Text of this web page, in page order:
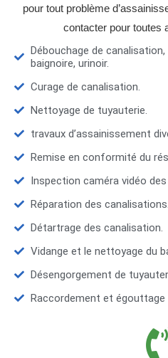
pour tout problème
contacter pour toutes
Débouchage de
baignoire, urinoir.
Curage de canalisation.
Nettoyage de tuyauterie.
travaux d’assainissement
Remise en conformité du
Inspection caméra vidéo
Réparation des canalisations.
Détartrage des canalisation.
Vidange et le nettoyage du
Désengorgement de
Raccordement et égouttage